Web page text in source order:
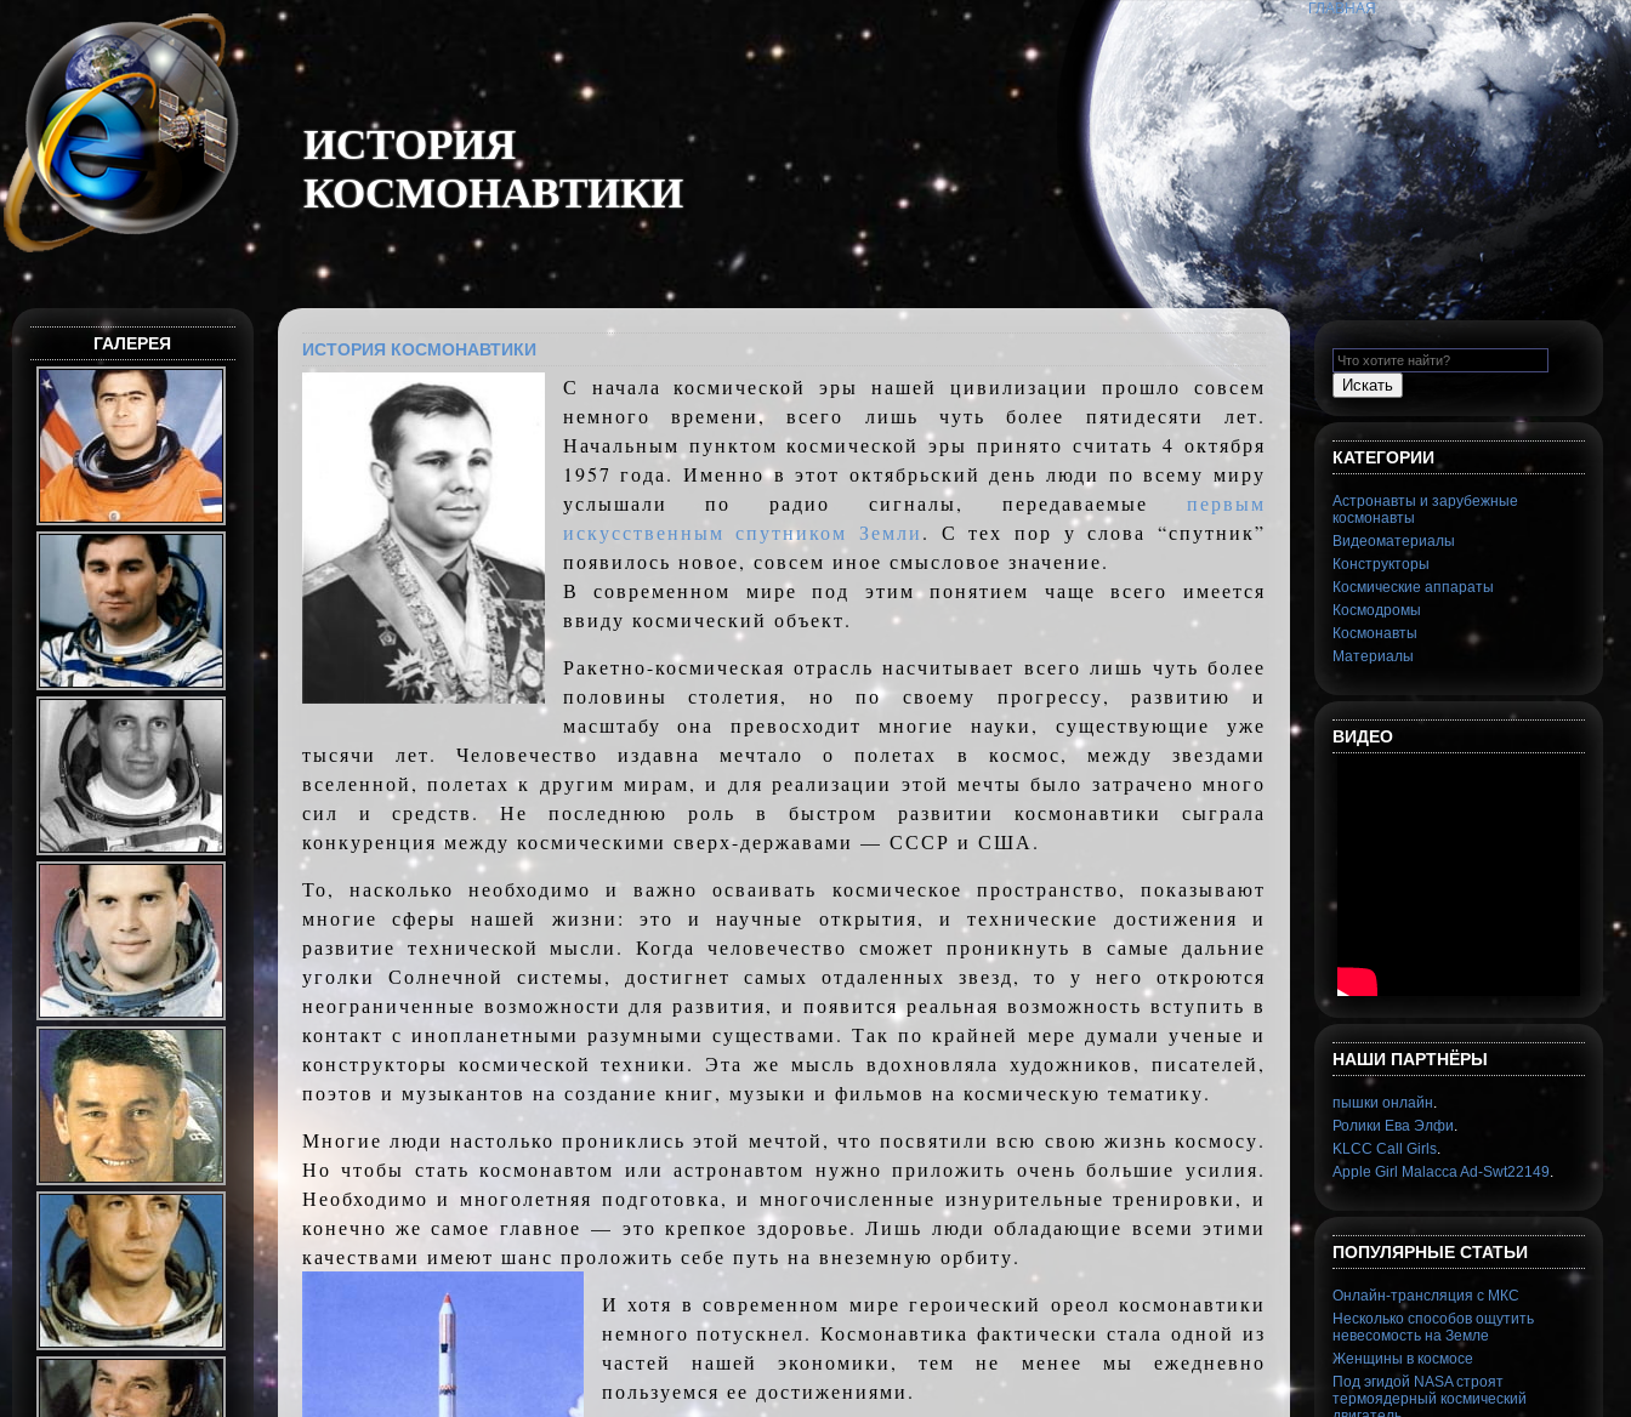
ИСТОРИЯ
КОСМОНАВТИКИ
ГЛАВНАЯ
ГАЛЕРЕЯ ИСТОРИЯ КОСМОНАВТИКИ
С начала космической эры нашей цивилизации прошло совсем
немного времени, всего лишь чуть более пятидесяти лет.
Начальным пунктом космической эры принято считать 4 октября
1957 года. Именно в этот октябрьский день люди по всему миру
услышали по радио сигналы, передаваемые первым
искусственным спутником Земли. С тех пор у слова “спутник”
появилось новое, совсем иное смысловое значение.
В современном мире под этим понятием чаще всего имеется
ввиду космический объект.
Ракетно-космическая отрасль насчитывает всего лишь чуть более
половины столетия, но по своему прогрессу, развитию и
масштабу она превосходит многие науки, существующие уже
тысячи лет. Человечество издавна мечтало о полетах в космос, между звездами
вселенной, полетах к другим мирам, и для реализации этой мечты было затрачено много
сил и средств. Не последнюю роль в быстром развитии космонавтики сыграла
конкуренция между космическими сверх-державами — СССР и США.
То, насколько необходимо и важно осваивать космическое пространство, показывают
многие сферы нашей жизни: это и научные открытия, и технические достижения и
развитие технической мысли. Когда человечество сможет проникнуть в самые дальние
уголки Солнечной системы, достигнет самых отдаленных звезд, то у него откроются
неограниченные возможности для развития, и появится реальная возможность вступить в
контакт с инопланетными разумными существами. Так по крайней мере думали ученые и
конструкторы космической техники. Эта же мысль вдохновляла художников, писателей,
поэтов и музыкантов на создание книг, музыки и фильмов на космическую тематику.
Многие люди настолько прониклись этой мечтой, что посвятили всю свою жизнь космосу.
Но чтобы стать космонавтом или астронавтом нужно приложить очень большие усилия.
Необходимо и многолетняя подготовка, и многочисленные изнурительные тренировки, и
конечно же самое главное — это крепкое здоровье. Лишь люди обладающие всеми этими
качествами имеют шанс проложить себе путь на внеземную орбиту.
И хотя в современном мире героический ореол космонавтики
немного потускнел. Космонавтика фактически стала одной из
частей нашей экономики, тем не менее мы ежедневно
пользуемся ее достижениями.
КАТЕГОРИИ
Астронавты и зарубежные
космонавты
Видеоматериалы
Конструкторы
Космические аппараты
Космодромы
Космонавты
Материалы
ВИДЕО
НАШИ ПАРТНЁРЫ
пышки онлайн.
Ролики Ева Элфи.
KLCC Call Girls.
Apple Girl Malacca Ad-Swt22149.
ПОПУЛЯРНЫЕ СТАТЬИ
Онлайн-трансляция с МКС
Несколько способов ощутить
невесомость на Земле
Женщины в космосе
Под эгидой NASA строят
термоядерный космический